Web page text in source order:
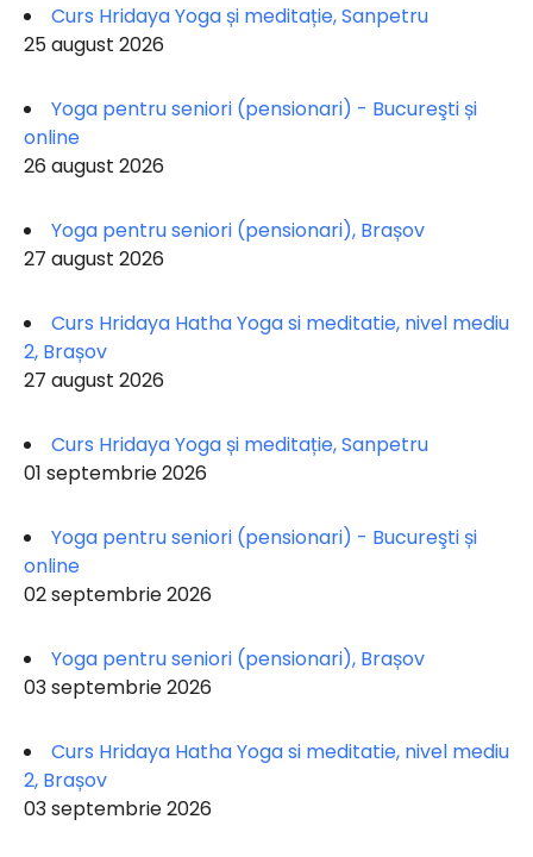
Curs Hridaya Yoga și meditație, Sanpetru
25 august 2026
Yoga pentru seniori (pensionari) - Bucureşti și
online
26 august 2026
Yoga pentru seniori (pensionari), Brașov
27 august 2026
Curs Hridaya Hatha Yoga si meditatie, nivel mediu
2, Brașov
27 august 2026
Curs Hridaya Yoga și meditație, Sanpetru
01 septembrie 2026
Yoga pentru seniori (pensionari) - Bucureşti și
online
02 septembrie 2026
Yoga pentru seniori (pensionari), Brașov
03 septembrie 2026
Curs Hridaya Hatha Yoga si meditatie, nivel mediu
2, Brașov
03 septembrie 2026